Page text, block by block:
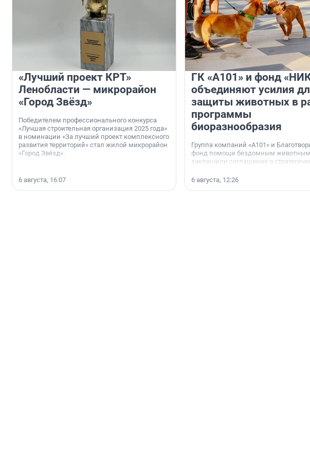
«Лучший проект КРТ»
Ленобласти — микрорайон
«Город Звёзд»
Победителем профессионального конкурса
«Лучшая строительная организация 2025 года»
в номинации «За лучший проект комплексного
развития территорий» стал жилой микрорайон
«Город Звёзд».
6 августа, 16:07
ГК «А101» и фонд
объединяют усилия
защиты животных в
программы
биоразнообразия
Группа компаний «А101» и
фонд помощи бездомным
заключили соглашение о
6 августа, 12:26